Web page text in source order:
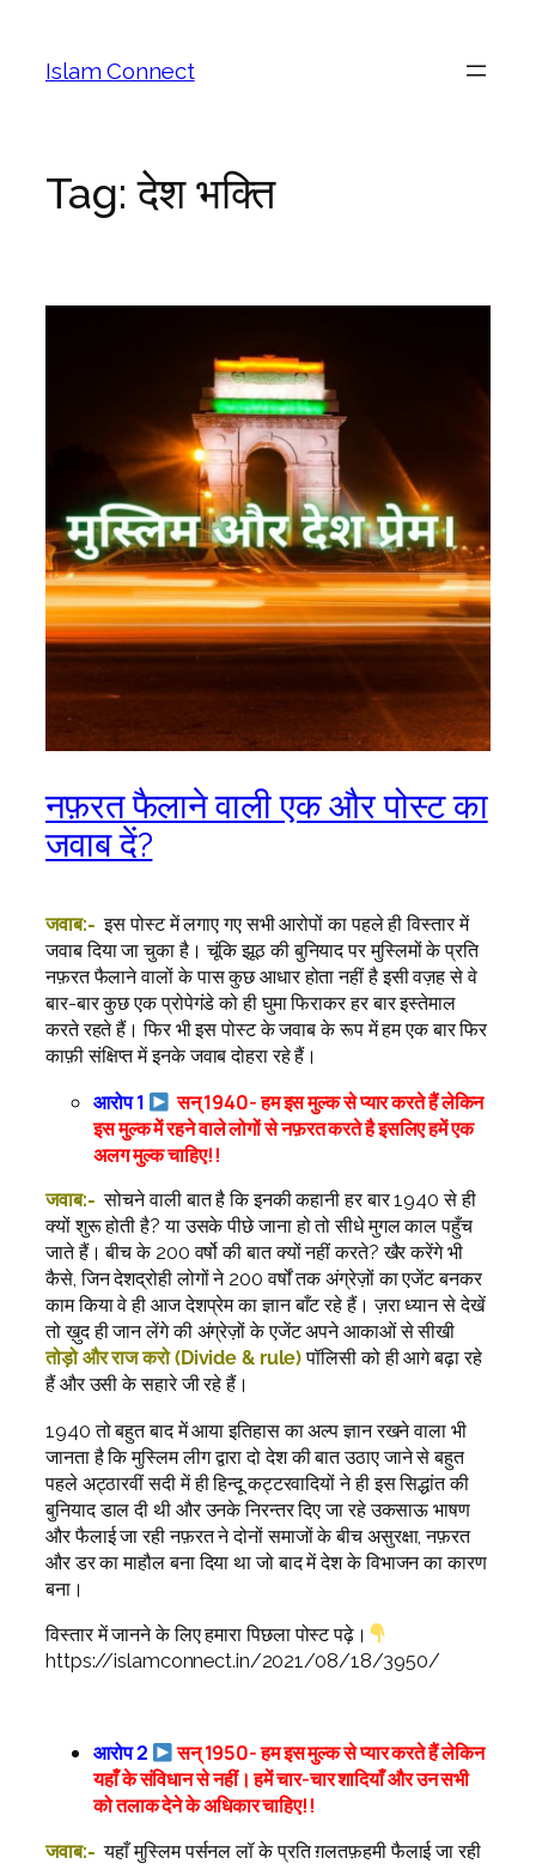
Islam Connect
Tag:देश भक्ति
नफ़रत फैलाने वाली एक और पोस्ट का
जवाब दें?
जवाब:- इस पोस्ट में लगाए गए सभी आरोपों का पहले ही विस्तार में
जवाब दिया जा चुका है। चूंकि झूठ की बुनियाद पर मुस्लिमों के प्रति
नफ़रत फैलाने वालों के पास कुछ आधार होता नहीं है इसी वज़ह से वे
बार-बार कुछ एक प्रोपेगंडे को ही घुमा फिराकर हर बार इस्तेमाल
करते रहते हैं। फिर भी इस पोस्ट के जवाब के रूप में हम एक बार फिर
काफ़ी संक्षिप्त में इनके जवाब दोहरा रहे हैं।
आरोप 1
सन् 1940- हम इस मुल्क से प्यार करते हैं लेकिन
इस मुल्क में रहने वाले लोगों से नफ़रत करते है इसलिए हमें एक
अलग मुल्क चाहिए!!
जवाब:- सोचने वाली बात है कि इनकी कहानी हर बार 1940 से ही
क्यों शुरू होती है? या उसके पीछे जाना हो तो सीधे मुगल काल पहुँच
जाते हैं। बीच के 200 वर्षो की बात क्यों नहीं करते? खैर करेंगे भी
कैसे, जिन देशद्रोही लोगों ने 200 वर्षों तक अंग्रेज़ों का एजेंट बनकर
काम किया वे ही आज देशप्रेम का ज्ञान बाँट रहे हैं। ज़रा ध्यान से देखें
तो ख़ुद ही जान लेंगे की अंग्रेज़ों के एजेंट अपने आकाओं से सीखी
तोड़ो और राज करो (Divide & rule) पॉलिसी को ही आगे बढ़ा रहे
हैं और उसी के सहारे जी रहे हैं।
1940 तो बहुत बाद में आया इतिहास का अल्प ज्ञान रखने वाला भी
जानता है कि मुस्लिम लीग द्वारा दो देश की बात उठाए जाने से बहुत
पहले अट्ठारवीं सदी में ही हिन्दू कट्टरवादियों ने ही इस सिद्धांत की
बुनियाद डाल दी थी और उनके निरन्तर दिए जा रहे उकसाऊ भाषण
और फैलाई जा रही नफ़रत ने दोनों समाजों के बीच असुरक्षा, नफ़रत
और डर का माहौल बना दिया था जो बाद में देश के विभाजन का कारण
बना।
विस्तार में जानने के लिए हमारा पिछला पोस्ट पढ़े।
https://islamconnect.in/2021/08/18/3950/
आरोप 2
सन् 1950- हम इस मुल्क से प्यार करते हैं लेकिन
यहाँ के संविधान से नहीं। हमें चार-चार शादियाँ और उन सभी
को तलाक देने के अधिकार चाहिए!!
जवाब:- यहाँ मुस्लिम पर्सनल लॉ के प्रति ग़लतफ़हमी फैलाई जा रही